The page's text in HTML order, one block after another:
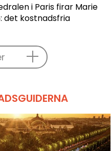
i Paris firar Marie
det kostnadsfria